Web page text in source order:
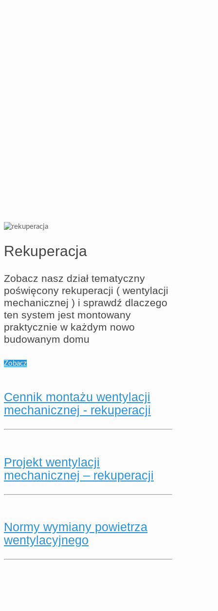
Rekuperacja
Zobacz nasz dział tematyczny
poświęcony rekuperacji ( wentylacji
mechanicznej ) i sprawdź dlaczego
ten system jest montowany
praktycznie w każdym nowo
budowanym domu
Zobacz
Cennik montażu wentylacji
mechanicznej - rekuperacji
Projekt wentylacji
mechanicznej – rekuperacji
Normy wymiany powietrza
wentylacyjnego